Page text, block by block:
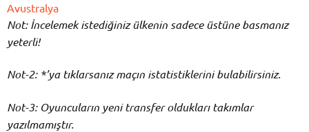
Avustralya
Not: İncelemek istediğiniz ülkenin sadece üstüne basmanız
yeterli!
Not-2: *’ya tıklarsanız maçın istatistiklerini bulabilirsiniz.
Not-3: Oyuncuların yeni transfer oldukları takımlar
yazılmamıştır.